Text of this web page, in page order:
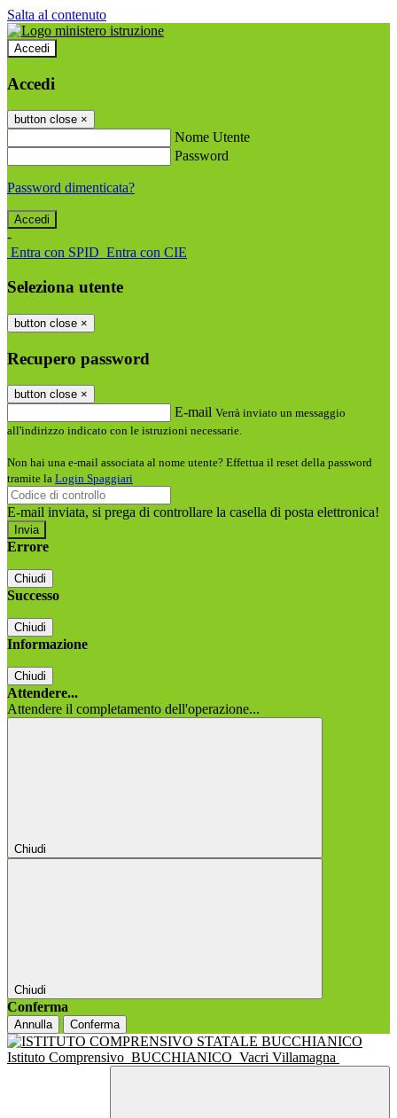
Salta al contenuto
Accedi
Accedi
button close ×
Nome Utente
Password
Password dimenticata?
-
Entra con SPID Entra con CIE
Seleziona utente
button close ×
Recupero password
button close ×
E-mail Verrà inviato un messaggio
all'indirizzo indicato con le istruzioni necessarie.
Non hai una e-mail associata al nome utente? Effettua il reset della password
tramite la Login Spaggiari
E-mail inviata, si prega di controllare la casella di posta elettronica!
Errore
Chiudi
Successo
Chiudi
Informazione
Chiudi
Attendere...
Attendere il completamento dell'operazione...
Chiudi
Chiudi
Conferma
Annulla Conferma
Istituto Comprensivo BUCCHIANICO Vacri Villamagna